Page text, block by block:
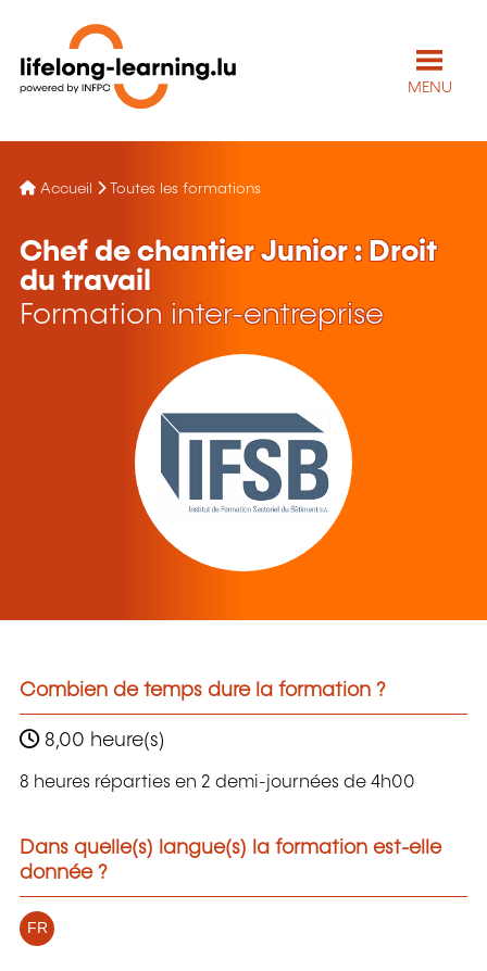
MENU
Accueil Toutes les formations
Chef de chantier Junior : Droit
du travail
Formation inter-entreprise
Combien de temps dure la formation ?
8,00 heure(s)
8 heures réparties en 2 demi-journées de 4h00
Dans quelle(s) langue(s) la formation est-elle
donnée ?
FR